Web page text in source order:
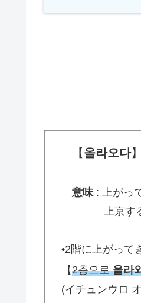
【올라오다】
意味 : 上がっ
上京する
•2階に上がって
【2층으로올라
(イチュンウロ オ